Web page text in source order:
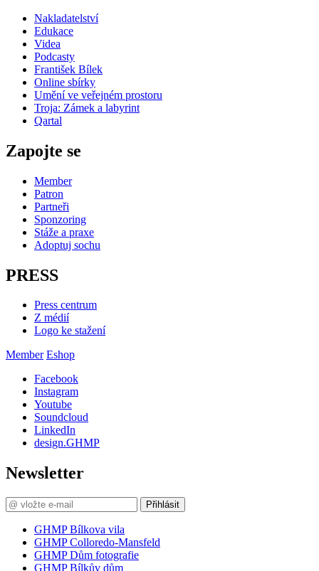
Nakladatelství
Edukace
Videa
Podcasty
František Bílek
Online sbírky
Umění ve veřejném prostoru
Troja: Zámek a labyrint
Qartal
Zapojte se
Member
Patron
Partneři
Sponzoring
Stáže a praxe
Adoptuj sochu
PRESS
Press centrum
Z médií
Logo ke stažení
Member Eshop
Facebook
Instagram
Youtube
Soundcloud
LinkedIn
design.GHMP
Newsletter
Přihlásit
GHMP Bílkova vila
GHMP Colloredo-Mansfeld
GHMP Dům fotografie
GHMP Bílkův dům